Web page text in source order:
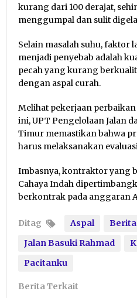
kurang dari 100 derajat,
menggumpal dan sulit
Selain masalah suhu, faktor
menjadi penyebab adalah
pecah yang kurang
dengan aspal curah.
Melihat pekerjaan
ini, UPT Pengelolaan Jalan
Timur memastikan bahwa
harus melaksanakan
Imbasnya, kontraktor yang
Cahaya Indah
berkontrak pada anggaran
Ditag Aspal
Jalan Basuki Rahmad
Pacitanku
Berita Terkait